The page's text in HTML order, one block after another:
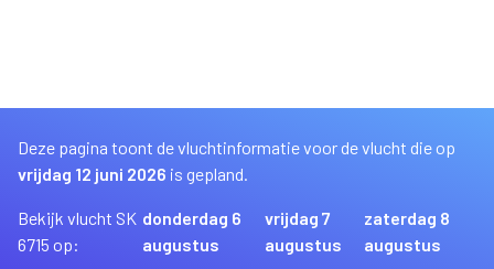
Deze pagina toont de vluchtinformatie voor de vlucht die op
vrijdag 12 juni 2026 is gepland.
Bekijk vlucht SK
6715 op:
donderdag 6
augustus
vrijdag 7
augustus
zaterdag 8
augustus